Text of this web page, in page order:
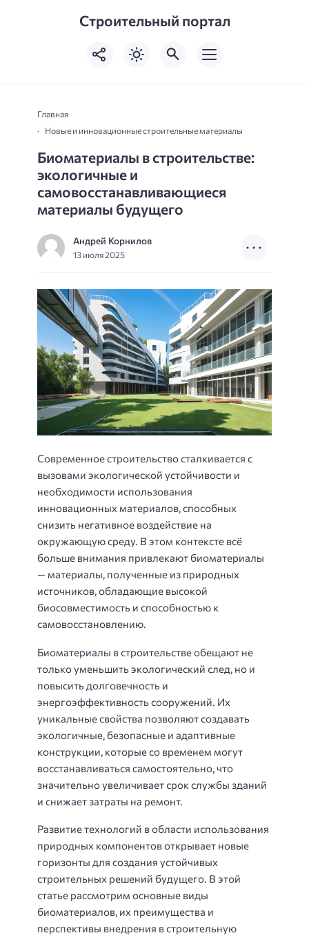
Строительный портал
Главная
Новые и инновационные строительные материалы
Биоматериалы в строительстве:
экологичные и
самовосстанавливающиеся
материалы будущего
Андрей Корнилов
13 июля 2025
Современное строительство сталкивается с
вызовами экологической устойчивости и
необходимости использования
инновационных материалов, способных
снизить негативное воздействие на
окружающую среду. В этом контексте всё
больше внимания привлекают биоматериалы
— материалы, полученные из природных
источников, обладающие высокой
биосовместимость и способностью к
самовосстановлению.
Биоматериалы в строительстве обещают не
только уменьшить экологический след, но и
повысить долговечность и
энергоэффективность сооружений. Их
уникальные свойства позволяют создавать
экологичные, безопасные и адаптивные
конструкции, которые со временем могут
восстанавливаться самостоятельно, что
значительно увеличивает срок службы зданий
и снижает затраты на ремонт.
Развитие технологий в области использования
природных компонентов открывает новые
горизонты для создания устойчивых
строительных решений будущего. В этой
статье рассмотрим основные виды
биоматериалов, их преимущества и
перспективы внедрения в строительную